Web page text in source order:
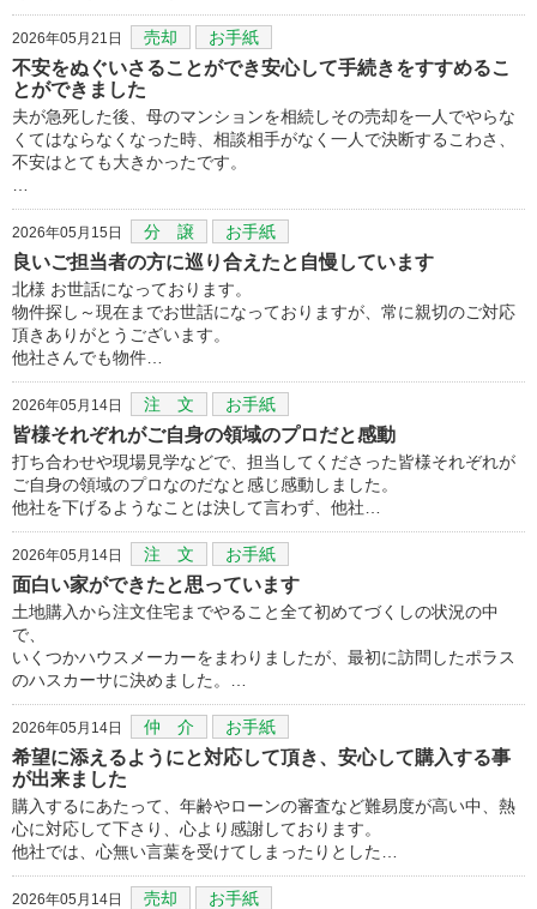
2026年05月21日 売却 お手紙
不安をぬぐいさることができ安心して手続きをすすめるこ
とができました
夫が急死した後、母のマンションを相続しその売却を一人でやらな
くてはならなくなった時、相談相手がなく一人で決断するこわさ、
不安はとても大きかったです。
2026年05月15日 分 譲 お手紙
良いご担当者の方に巡り合えたと自慢しています
北様 お世話になっております。
物件探し～現在までお世話になっておりますが、常に親切のご対応
頂きありがとうございます。
他社さんでも物件…
2026年05月14日 注 文 お手紙
皆様それぞれがご自身の領域のプロだと感動
打ち合わせや現場見学などで、担当してくださった皆様それぞれが
ご自身の領域のプロなのだなと感じ感動しました。
他社を下げるようなことは決して言わず、他社…
2026年05月14日 注 文 お手紙
面白い家ができたと思っています
土地購入から注文住宅までやること全て初めてづくしの状況の中
で、
いくつかハウスメーカーをまわりましたが、最初に訪問したポラス
のハスカーサに決めました。…
2026年05月14日 仲 介 お手紙
希望に添えるようにと対応して頂き、安心して購入する事
が出来ました
購入するにあたって、年齢やローンの審査など難易度が高い中、熱
心に対応して下さり、心より感謝しております。
他社では、心無い言葉を受けてしまったりとした…
2026年05月14日 売却 お手紙